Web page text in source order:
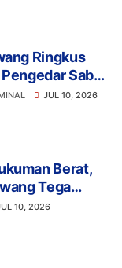
Ringkus
Sabu
JUL 10, 2026
Berat,
Tega
Kandung di
10, 2026